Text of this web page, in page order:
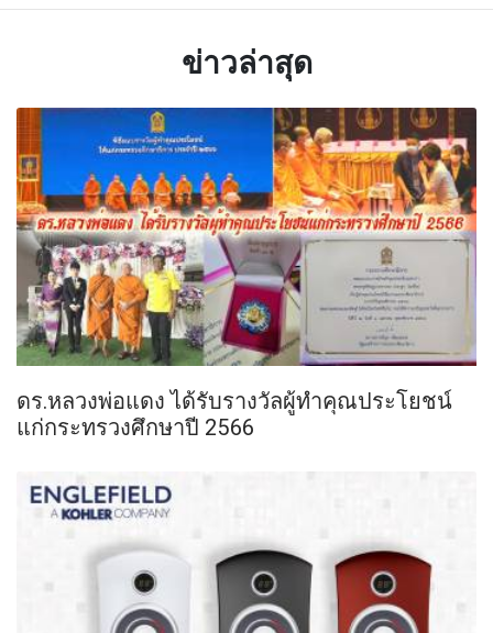
ข่าวล่าสุด
ดร.หลวงพ่อแดง ได้รับรางวัลผู้ทำคุณประโยชน์
แก่กระทรวงศึกษาปี 2566